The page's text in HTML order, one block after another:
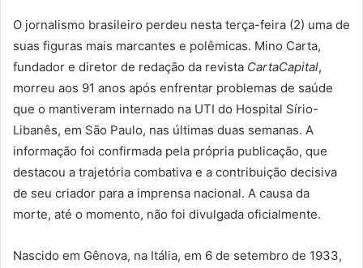
O jornalismo brasileiro perdeu nesta terça-feira (2) uma de
suas figuras mais marcantes e polêmicas. Mino Carta,
fundador e diretor de redação da revista CartaCapital,
morreu aos 91 anos após enfrentar problemas de saúde
que o mantiveram internado na UTI do Hospital Sírio-
Libanês, em São Paulo, nas últimas duas semanas. A
informação foi confirmada pela própria publicação, que
destacou a trajetória combativa e a contribuição decisiva
de seu criador para a imprensa nacional. A causa da
morte, até o momento, não foi divulgada oficialmente.
Nascido em Gênova, na Itália, em 6 de setembro de 1933,